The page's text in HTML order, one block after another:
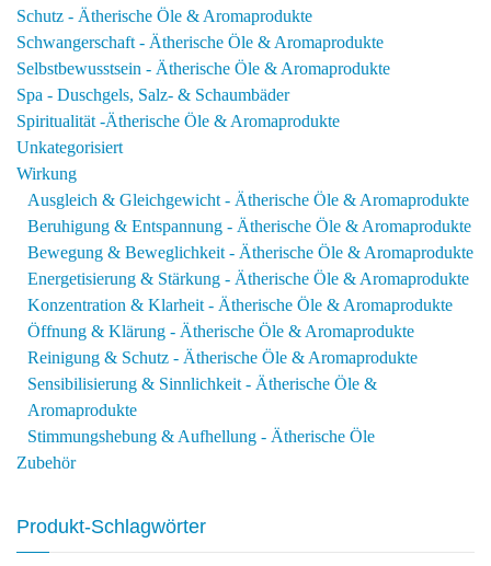
Schutz - Ätherische Öle & Aromaprodukte
Schwangerschaft - Ätherische Öle & Aromaprodukte
Selbstbewusstsein - Ätherische Öle & Aromaprodukte
Spa - Duschgels, Salz- & Schaumbäder
Spiritualität -Ätherische Öle & Aromaprodukte
Unkategorisiert
Wirkung
Ausgleich & Gleichgewicht - Ätherische Öle & Aromaprodukte
Beruhigung & Entspannung - Ätherische Öle & Aromaprodukte
Bewegung & Beweglichkeit - Ätherische Öle & Aromaprodukte
Energetisierung & Stärkung - Ätherische Öle & Aromaprodukte
Konzentration & Klarheit - Ätherische Öle & Aromaprodukte
Öffnung & Klärung - Ätherische Öle & Aromaprodukte
Reinigung & Schutz - Ätherische Öle & Aromaprodukte
Sensibilisierung & Sinnlichkeit - Ätherische Öle &
Aromaprodukte
Stimmungshebung & Aufhellung - Ätherische Öle
Zubehör
Produkt-Schlagwörter